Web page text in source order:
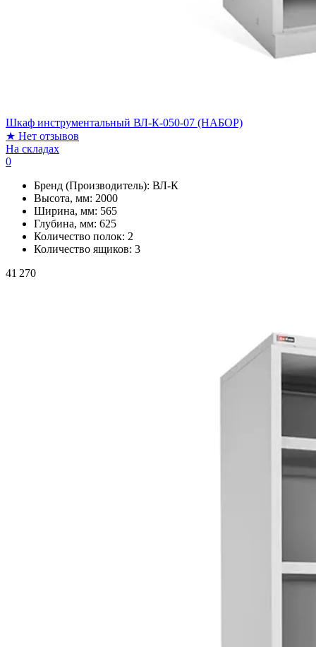
Шкаф инструментальный ВЛ-К-050-07 (НАБОР)
★ Нет отзывов
На складах
0
Бренд (Производитель): ВЛ-К
Высота, мм: 2000
Ширина, мм: 565
Глубина, мм: 625
Количество полок: 2
Количество ящиков: 3
41 270